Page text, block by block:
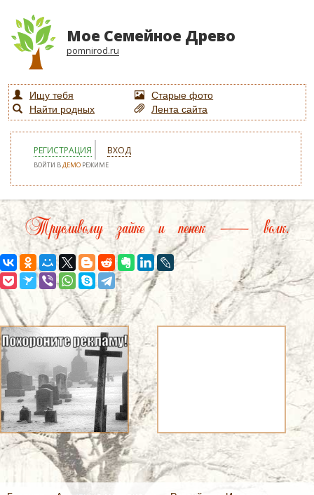
Мое Семейное Древо
pomnirod.ru
Ищу тебя
Старые фото
Найти родных
Лента сайта
РЕГИСТРАЦИЯ ВХОД
ВОЙТИ ВДЕМО РЕЖИМЕ
Трусливому зайке и пенек — волк.